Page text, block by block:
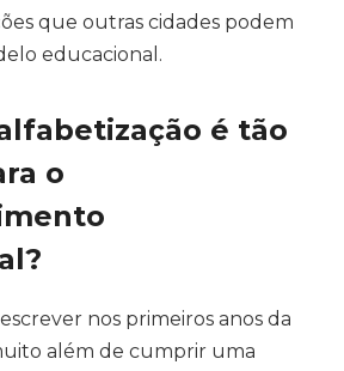
que outras cidades podem
educacional.
é tão
o
nos primeiros anos da
além de cumprir uma